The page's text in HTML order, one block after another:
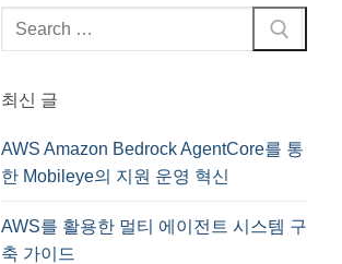
검
색
최신 글
AWS Amazon Bedrock AgentCore를 통
한 Mobileye의 지원 운영 혁신
AWS를 활용한 멀티 에이전트 시스템 구
축 가이드